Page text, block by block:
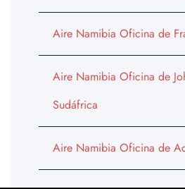
Aire Namibia Oficina de
Aire Namibia Oficina de
Sudáfrica
Aire Namibia Oficina de